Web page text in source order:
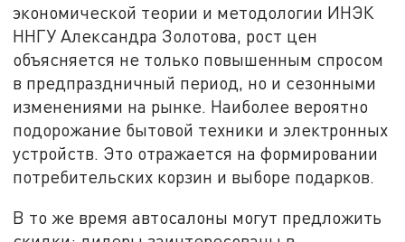
экономической теории и методологии ИНЭК
ННГУ Александра Золотова, рост цен
объясняется не только повышенным спросом
в предпраздничный период, но и сезонными
изменениями на рынке. Наиболее вероятно
подорожание бытовой техники и электронных
устройств. Это отражается на формировании
потребительских корзин и выборе подарков.
В то же время автосалоны могут предложить